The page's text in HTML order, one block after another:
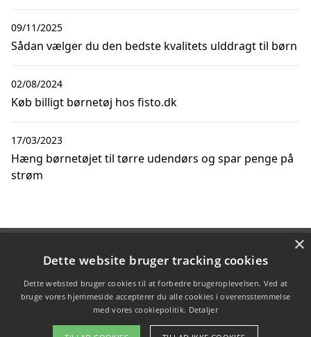
Sådan vælger du den bedste kvalitets ulddragt til børn
09/11/2025
Køb billigt børnetøj hos fisto.dk
02/08/2024
Hæng børnetøjet til tørre udendørs og spar penge på
strøm
17/03/2023
Forside
Om / kontakt Blog Betingelser
×
Dette website bruger tracking cookies
Dette websted bruger cookies til at forbedre brugeroplevelsen. Ved at
bruge vores hjemmeside accepterer du alle cookies i overensstemmelse
med vores cookiepolitik. Detaljer